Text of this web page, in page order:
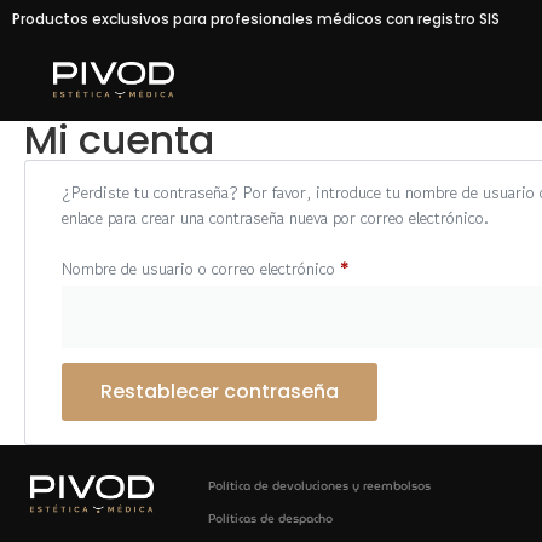
Productos exclusivos para profesionales médicos con registro SIS
Mi cuenta
¿Perdiste tu contraseña? Por favor, introduce tu nombre de usuario
enlace para crear una contraseña nueva por correo electrónico.
Nombre de usuario o correo electrónico *
Restablecer contraseña
Política de devoluciones y reembolsos
Políticas de despacho